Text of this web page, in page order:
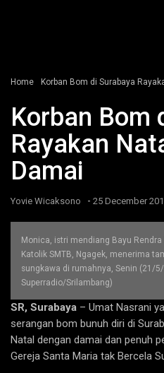
Home Korban Bom di Surabaya
Korban Bom
Rayakan
Damai
Yovie Wicaksono - 25 December
Monica, istri mendiang Bayu
Katolik SMTB, Ngagek, menerima
sungkawa di rumahnya, Senin (21/
Superradio/Srilambang)
SR, Surabaya – Umat Nasrani
serangan bom bunuh diri di
Natal dengan damai dan penuh
Gereja Santa Maria tak Bercela